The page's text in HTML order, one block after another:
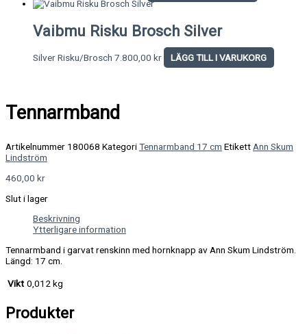
Vaibmu Risku Brosch Silver
Silver Risku/Brosch 7.800,00 kr LÄGG TILL I VARUKORG
Tennarmband
Artikelnummer 180068 KategoriTennarmband 17 cm EtikettAnn Skum
Lindström
460,00 kr
Slut i lager
Beskrivning
Ytterligare information
Tennarmband i garvat renskinn med hornknapp av Ann Skum Lindström.
Längd: 17 cm.
Vikt 0,012 kg
Produkter